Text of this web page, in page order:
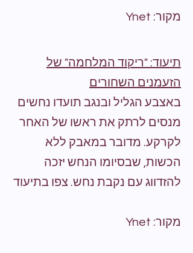
מקור: Ynet
תיעוד: "ריקוד המלחמה" של
הזעמנים השחורים
באצבע הגליל ובנגב תועדו נחשים
מנסים לרתק את ראשו של האחר
לקרקע. מדובר במאבק ללא
הכשות, שבסיומו הנחש יזכה
להזדווג עם נקבת נחש. צפו בתיעוד
מקור: Ynet